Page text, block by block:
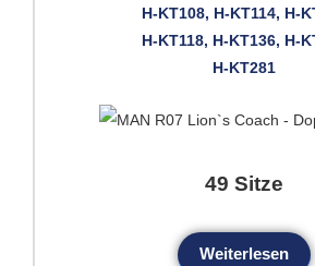
H-KT108, H-KT114, H-
H-KT118, H-KT136, H-
H-KT281
49 Sitze
Weiterlesen